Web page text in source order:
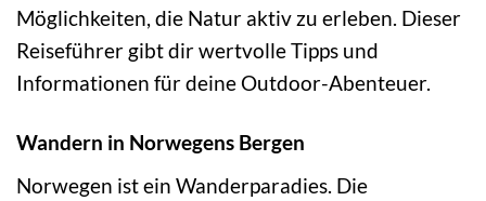
Möglichkeiten, die Natur aktiv zu erleben. Dieser
Reiseführer gibt dir wertvolle Tipps und
Informationen für deine Outdoor-Abenteuer.
Wandern in Norwegens Bergen
Norwegen ist ein Wanderparadies. Die